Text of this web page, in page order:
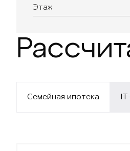
Этаж
Семейная ипотека